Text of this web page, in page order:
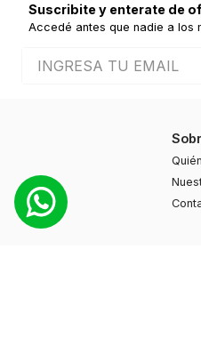
Suscribite y enterate de
Accedé antes que nadie a los